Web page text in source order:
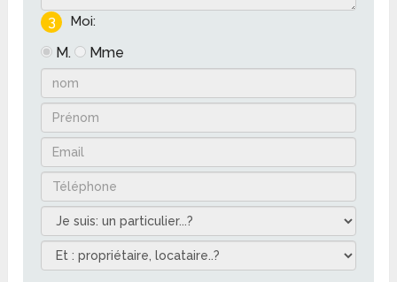
3 Moi:
M. Mme